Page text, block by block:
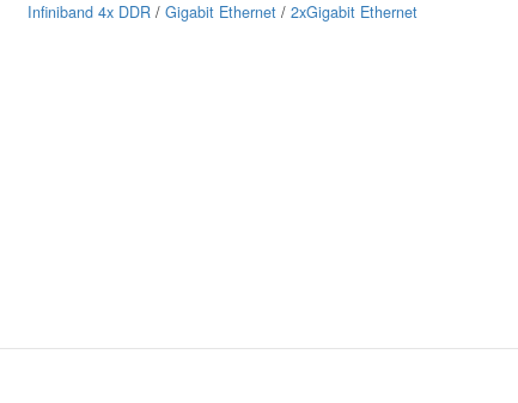
Infiniband 4x DDR / Gigabit Ethernet / 2xGigabit Ethernet